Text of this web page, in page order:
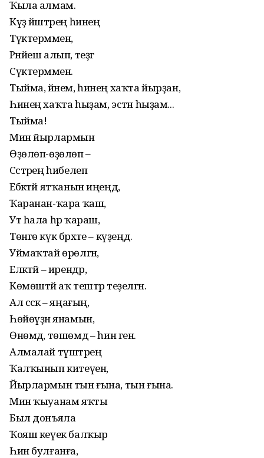
Ҡыла алмам.
Күҙ йәштәрең һинең
Түктермәмен,
Рәнйеш алып, теҙгә
Сүктермәмен.
Тыйма, йәнем, һинең хаҡта йырҙан,
Һинең хаҡта һыҙам, эстән һыҙам...
Тыйма!
Мин йырлармын
Өҙөлөп-өҙөлөп –
Сәстәрең һибелеп
Ебәктәй ятҡанын иңеңдә,
Ҡаранан-ҡара ҡаш,
Ут һала һәр ҡараш,
Төнгө күк бәрхәте – күҙеңдә.
Уймаҡтай өрөлгән,
Еләктәй – ирендәр,
Көмөштәй аҡ тештәр теҙелгән.
Ал сәскә – яңағың,
Һөйөүҙән янамын,
Өнөмдә, төшөмдә – һин генә.
Алмалай түштәрең
Ҡалҡынып китеүен,
Йырлармын тын ғына, тын ғына.
Мин ҡыуанам яҡты
Был донъяла
Ҡояш кеүек балҡыр
Һин булғанға,